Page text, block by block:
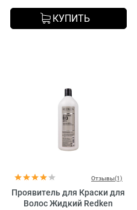
КУПИТЬ
Отзывы(1)
Проявитель для Краски для
Волос Жидкий Redken